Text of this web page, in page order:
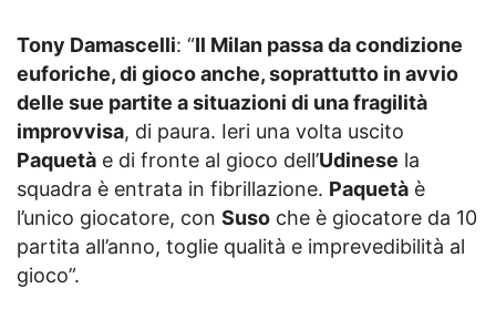
Tony Damascelli: “Il Milan passa da condizione
euforiche, di gioco anche, soprattutto in avvio
delle sue partite a situazioni di una fragilità
improvvisa, di paura. Ieri una volta uscito
Paquetà e di fronte al gioco dell’Udinese la
squadra è entrata in fibrillazione. Paquetà è
l’unico giocatore, con Suso che è giocatore da 10
partita all’anno, toglie qualità e imprevedibilità al
gioco”.